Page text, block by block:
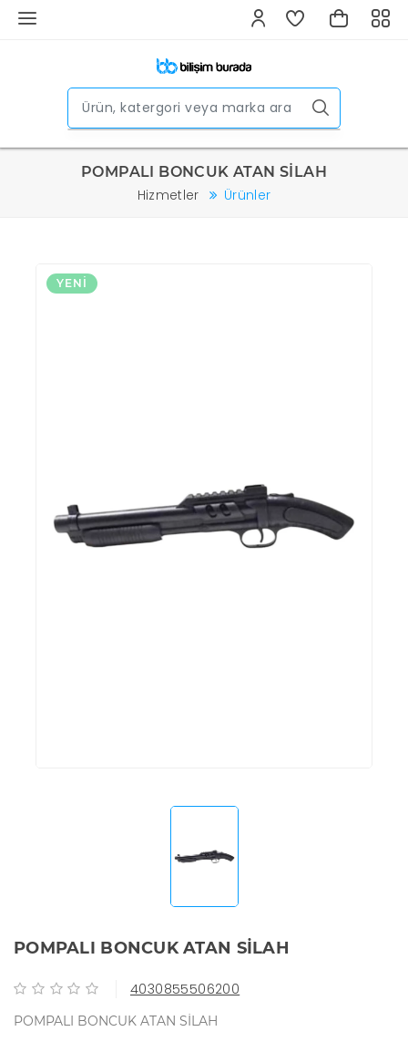
POMPALI BONCUK ATAN SİLAH
Hizmetler Ürünler
YENI
POMPALI BONCUK ATAN SİLAH
4030855506200
POMPALI BONCUK ATAN SİLAH